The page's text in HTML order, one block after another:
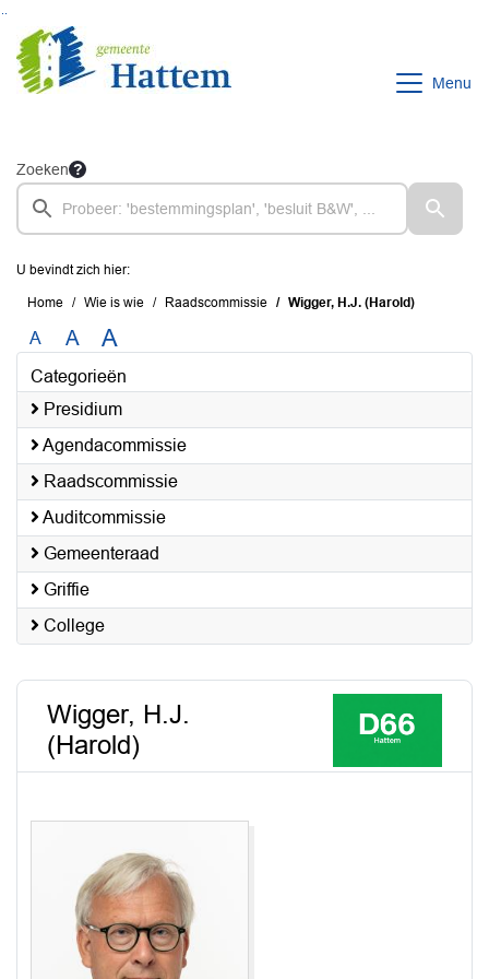
Ga naar de inhoud van deze pagina
Ga naar het zoeken
Ga naar het menu
Menu
Zoeken
U bevindt zich hier:
Home Wie is wie Raadscommissie Wigger, H.J. (Harold)
A A A
Categorieën
Presidium
Agendacommissie
Raadscommissie
Auditcommissie
Gemeenteraad
Griffie
College
Wigger, H.J.
(Harold)